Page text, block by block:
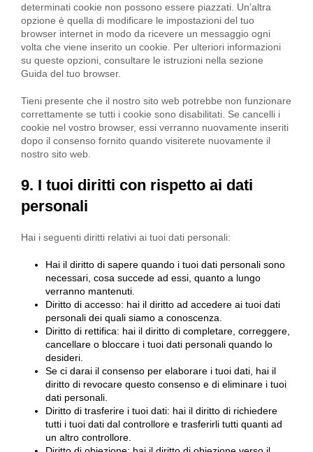
determinati cookie non possono essere piazzati. Un’altra
opzione è quella di modificare le impostazioni del tuo
browser internet in modo da ricevere un messaggio ogni
volta che viene inserito un cookie. Per ulteriori informazioni
su queste opzioni, consultare le istruzioni nella sezione
Guida del tuo browser.
Tieni presente che il nostro sito web potrebbe non funzionare
correttamente se tutti i cookie sono disabilitati. Se cancelli i
cookie nel vostro browser, essi verranno nuovamente inseriti
dopo il consenso fornito quando visiterete nuovamente il
nostro sito web.
9. I tuoi diritti con rispetto ai dati
personali
Hai i seguenti diritti relativi ai tuoi dati personali:
Hai il diritto di sapere quando i tuoi dati personali sono
necessari, cosa succede ad essi, quanto a lungo
verranno mantenuti.
Diritto di accesso: hai il diritto ad accedere ai tuoi dati
personali dei quali siamo a conoscenza.
Diritto di rettifica: hai il diritto di completare, correggere,
cancellare o bloccare i tuoi dati personali quando lo
desideri.
Se ci darai il consenso per elaborare i tuoi dati, hai il
diritto di revocare questo consenso e di eliminare i tuoi
dati personali.
Diritto di trasferire i tuoi dati: hai il diritto di richiedere
tutti i tuoi dati dal controllore e trasferirli tutti quanti ad
un altro controllore.